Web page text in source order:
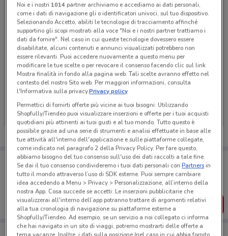
Ci dispiace, al momento non abbiamo pubblicato
volantini nella tua zona. Riprova più tardi.
Porta DoveConviene sempre con te!
Puoi trovare le migliori offerte dei negozi vicino a te,
salvarle e creare la tua lista del risparmio, comodamente
dal tuo cellulare.
SCARICA L’APP
Noi e i nostri 1014partner archiviamo e accediamo ai dati personali,
come i dati di navigazione gli o identificatori univoci, sul tuo dispositivo.
Selezionando Accetto, abiliti le tecnologie di tracciamento affinché
supportino gli scopi mostrati alla voce "Noi e i nostri partner trattiamo i
dati da fornire". Nel caso in cui queste tecnologie dovessero essere
disabilitate, alcuni contenuti e annunci visualizzati potrebbero non
essere rilevanti. Puoi accedere nuovamente a questo menu per
modificare le tue scelte o per revocare il consenso facendo clic sul link
Mostra finalità in fondo alla pagina web. Tali scelte avranno effetto nel
contesto del nostro Sito web. Per maggiori informazioni, consulta
l'Informativa sulla privacy.Privacy policy
Permettici di fornirti offerte più vicine ai tuoi bisogni: Utilizzando
Shopfully/Tiendeo puoi visualizzare inserzioni e offerte per i tuoi acquisti
quotidiani più attinenti ai tuoi gusti e al tuo mondo. Tutto questo è
possibile grazie ad una serie di strumenti e analisi effettuate in base alle
tue attività all'interno dell'applicazione e sulle piattaforme collegate,
come indicato nel paragrafo 2 della Privacy Policy. Per fare questo,
abbiamo bisogno del tuo consenso sull'uso dei dati raccolti a tale fine.
Se dai il tuo consenso condivideremo i tuoi dati personali conPartnersin
tutto il mondo attraverso l’uso di SDK esterne. Puoi sempre cambiare
idea accedendo a Menu > Privacy > Personalizzazione, all’interno della
nostra App. Cosa succede se accetti: Le inserzioni pubblicitarie che
visualizzerai all'interno dell’app potranno trattare di argomenti relativi
alla tua cronologia di navigazione su piattaforme esterne a
Shopfully/Tiendeo. Ad esempio, se un servizio a noi collegato ci informa
che hai navigato in un sito di viaggi, potremo mostrarti delle offerte a